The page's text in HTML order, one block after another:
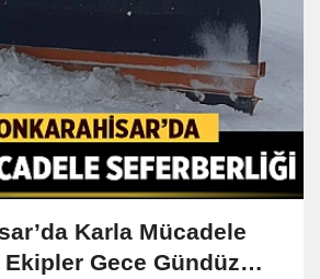
Karla Mücadele
Gece Gündüz